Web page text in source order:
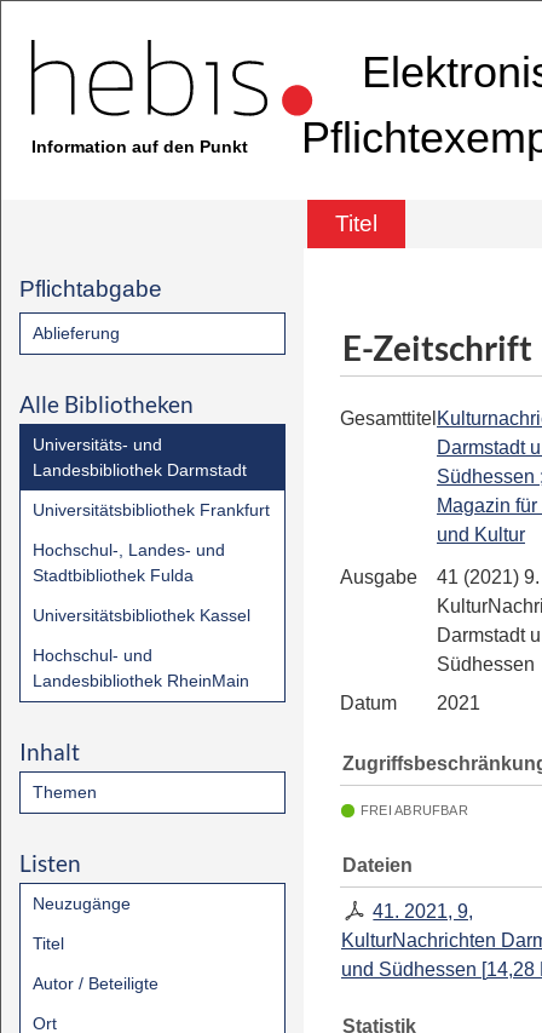
Information auf den Punkt
Titel
Pflichtabgabe
Ablieferung
Alle Bibliotheken
Universitäts- und
Landesbibliothek Darmstadt
Universitätsbibliothek Frankfurt
Hochschul-, Landes- und
Stadtbibliothek Fulda
Universitätsbibliothek Kassel
Hochschul- und
Landesbibliothek RheinMain
Inhalt
Themen
Listen
Neuzugänge
Titel
Autor / Beteiligte
Ort
E-Zeitschrift
Gesamttitel
Darmstadt
Südhessen
Magazin
und Kultur
Ausgabe
41 (2021) 9.
Darmstadt
Südhessen
Datum
2021
FREI ABRUFBAR
Dateien
41. 2021, 9,
KulturNachrichten
und Südhessen [14,28
Statistik